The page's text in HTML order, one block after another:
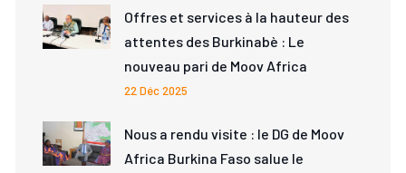
Offres et services à la hauteur des
attentes des Burkinabè : Le
nouveau pari de Moov Africa
22 Déc 2025
Nous a rendu visite : le DG de Moov
Africa Burkina Faso salue le